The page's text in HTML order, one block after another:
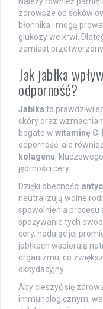
zdrowsze od soków
błonnika i mogą
glukozy we krwi.
zamiast
Jak jabłka
odporność?
Jabłka to prawdziwi
skóry oraz
bogate w witaminę C,
odporność, ale
kolagenu,
jędrności cery.
Dzięki obecności
neutralizują wolne
spowolnienia procesu
spożywanie tych
cery, nadając jej
jabłkach wspierają
organizmu, co
oksydacyjny.
Aby cieszyć się
immunologicznym,